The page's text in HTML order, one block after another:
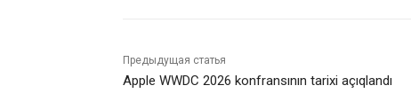
Предыдущая статья
Apple WWDC 2026 konfransının tarixi açıqlandı